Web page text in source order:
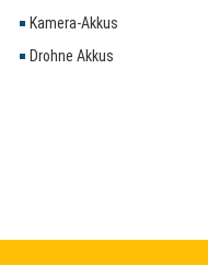
Kamera-Akkus
Drohne Akkus